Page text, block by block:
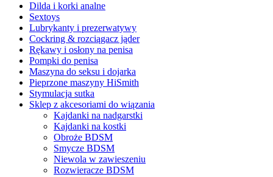
Dilda i korki analne
Sextoys
Lubrykanty i prezerwatywy
Cockring & rozciągacz jąder
Rękawy i osłony na penisa
Pompki do penisa
Maszyna do seksu i dojarka
Pieprzone maszyny HiSmith
Stymulacja sutka
Sklep z akcesoriami do wiązania
Kajdanki na nadgarstki
Kajdanki na kostki
Obroże BDSM
Smycze BDSM
Niewola w zawieszeniu
Rozwieracze BDSM